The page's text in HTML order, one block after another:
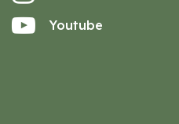
Youtube